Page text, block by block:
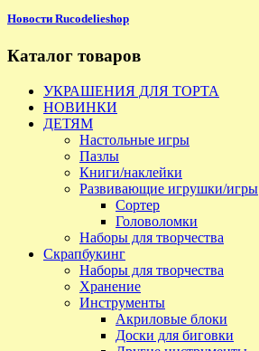
Новости Rucodelieshop
Каталог товаров
УКРАШЕНИЯ ДЛЯ ТОРТА
НОВИНКИ
ДЕТЯМ
Настольные игры
Пазлы
Книги/наклейки
Развивающие игрушки/игры
Сортер
Головоломки
Наборы для творчества
Скрапбукинг
Наборы для творчества
Хранение
Инструменты
Акриловые блоки
Доски для биговки